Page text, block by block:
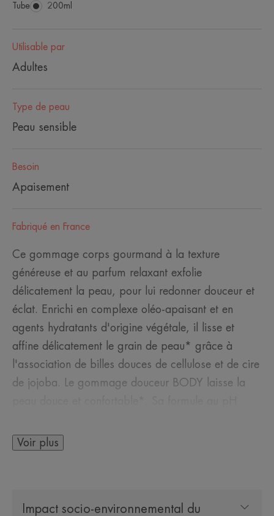
Tube Tube
200ml
Utilisable par
Adultes
Type de peau
Peau sensible
Besoin
Apaisement
Fabriqué en France
Ce gommage corps gourmand à la texture
généreuse et au parfum relaxant exfolie
délicatement la peau, pour lui redonner douceur et
éclat. Enrichi en complexe oléo-apaisant et en
agents hydratants d'origine végétale, il lisse et
affine délicatement le grain de peau* grâce à
l'association de billes douces de cellulose et de cire
de jojoba. Le gommage douceur BODY laisse la
• Lisse et affine le grain de peau.
Voir plus
Impact socio-environnemental du